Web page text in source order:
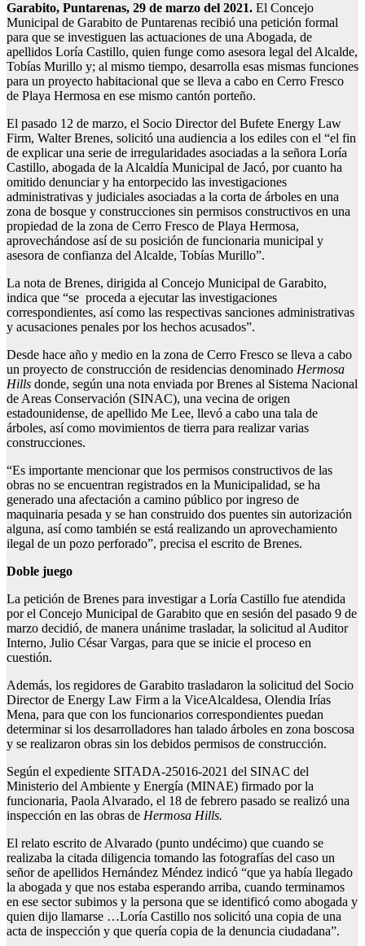
Garabito, Puntarenas, 29 de marzo del 2021. El Concejo
Municipal de Garabito de Puntarenas recibió una petición formal
para que se investiguen las actuaciones de una Abogada, de
apellidos Loría Castillo, quien funge como asesora legal del Alcalde,
Tobías Murillo y; al mismo tiempo, desarrolla esas mismas funciones
para un proyecto habitacional que se lleva a cabo en Cerro Fresco
de Playa Hermosa en ese mismo cantón porteño.
El pasado 12 de marzo, el Socio Director del Bufete Energy Law
Firm, Walter Brenes, solicitó una audiencia a los ediles con el “el fin
de explicar una serie de irregularidades asociadas a la señora Loría
Castillo, abogada de la Alcaldía Municipal de Jacó, por cuanto ha
omitido denunciar y ha entorpecido las investigaciones
administrativas y judiciales asociadas a la corta de árboles en una
zona de bosque y construcciones sin permisos constructivos en una
propiedad de la zona de Cerro Fresco de Playa Hermosa,
aprovechándose así de su posición de funcionaria municipal y
asesora de confianza del Alcalde, Tobías Murillo”.
La nota de Brenes, dirigida al Concejo Municipal de Garabito,
indica que “se proceda a ejecutar las investigaciones
correspondientes, así como las respectivas sanciones administrativas
y acusaciones penales por los hechos acusados”.
Desde hace año y medio en la zona de Cerro Fresco se lleva a cabo
un proyecto de construcción de residencias denominado Hermosa
Hills donde, según una nota enviada por Brenes al Sistema Nacional
de Areas Conservación (SINAC), una vecina de origen
estadounidense, de apellido Me Lee, llevó a cabo una tala de
árboles, así como movimientos de tierra para realizar varias
construcciones.
“Es importante mencionar que los permisos constructivos de las
obras no se encuentran registrados en la Municipalidad, se ha
generado una afectación a camino público por ingreso de
maquinaria pesada y se han construido dos puentes sin autorización
alguna, así como también se está realizando un aprovechamiento
ilegal de un pozo perforado”, precisa el escrito de Brenes.
Doble juego
La petición de Brenes para investigar a Loría Castillo fue atendida
por el Concejo Municipal de Garabito que en sesión del pasado 9 de
marzo decidió, de manera unánime trasladar, la solicitud al Auditor
Interno, Julio César Vargas, para que se inicie el proceso en
cuestión.
Además, los regidores de Garabito trasladaron la solicitud del Socio
Director de Energy Law Firm a la ViceAlcaldesa, Olendia Irías
Mena, para que con los funcionarios correspondientes puedan
determinar si los desarrolladores han talado árboles en zona boscosa
y se realizaron obras sin los debidos permisos de construcción.
Según el expediente SITADA-25016-2021 del SINAC del
Ministerio del Ambiente y Energía (MINAE) firmado por la
funcionaria, Paola Alvarado, el 18 de febrero pasado se realizó una
inspección en las obras de Hermosa Hills.
El relato escrito de Alvarado (punto undécimo) que cuando se
realizaba la citada diligencia tomando las fotografías del caso un
señor de apellidos Hernández Méndez indicó “que ya había llegado
la abogada y que nos estaba esperando arriba, cuando terminamos
en ese sector subimos y la persona que se identificó como abogada y
quien dijo llamarse …Loría Castillo nos solicitó una copia de una
acta de inspección y que quería copia de la denuncia ciudadana”.